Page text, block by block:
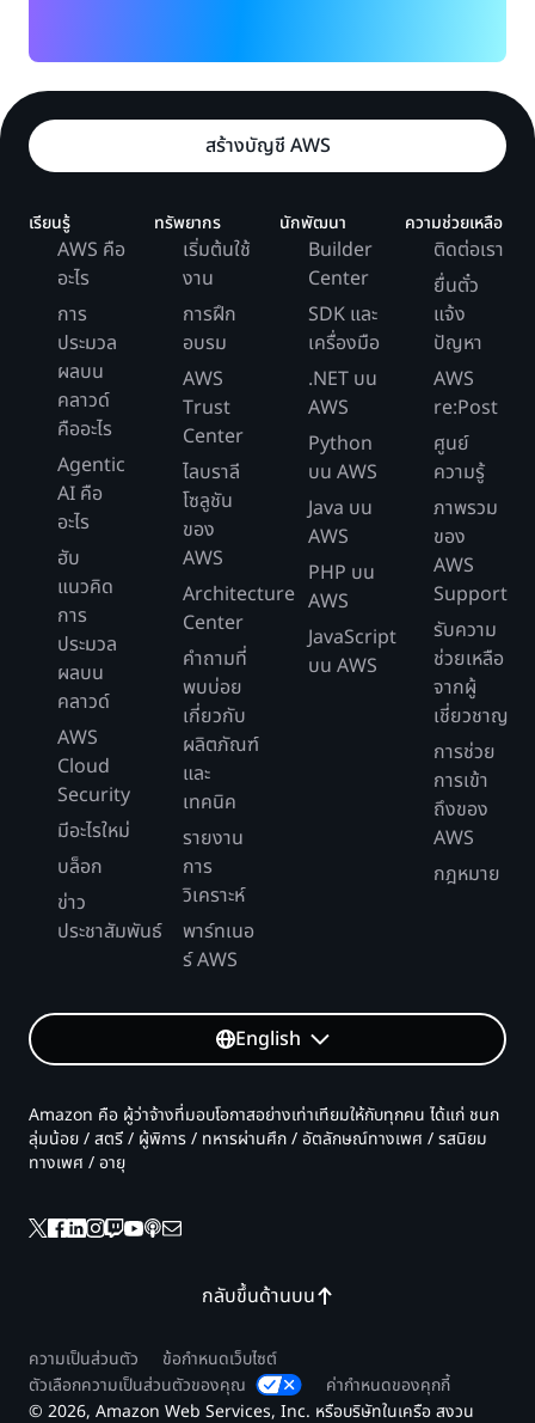
สร้างบัญชี AWS
เรียนรู้
AWS คือ
อะไร
การ
ประมวล
ผลบน
คลาวด์
คืออะไร
Agentic
AI คือ
อะไร
ฮับ
แนวคิด
การ
ประมวล
ผลบน
คลาวด์
AWS
Cloud
Security
มีอะไรใหม่
บล็อก
ข่าว
ประชาสัมพันธ์
ทรัพยากร
เริ่มต้นใช้
งาน
การฝึก
อบรม
AWS
Trust
Center
ไลบราลี
โซลูชัน
ของ
AWS
Architecture
Center
คำถามที่
พบบ่อย
เกี่ยวกับ
ผลิตภัณฑ์
และ
เทคนิค
รายงาน
การ
วิเคราะห์
พาร์ทเนอ
ร์ AWS
นักพัฒนา
Builder
Center
SDK และ
เครื่องมือ
.NET บน
AWS
Python
บน AWS
Java บน
AWS
PHP บน
AWS
JavaScript
บน AWS
ความช่วยเหลือ
ติดต่อเรา
ยื่นตั๋ว
แจ้ง
ปัญหา
AWS
re:Post
ศูนย์
ความรู้
ภาพรวม
ของ
AWS
Support
รับความ
ช่วยเหลือ
จากผู้
เชี่ยวชาญ
การช่วย
การเข้า
ถึงของ
AWS
กฎหมาย
English
กลับขึ้นด้านบน
Amazon คือ ผู้ว่าจ้างที่มอบโอกาสอย่างเท่าเทียมให้กับทุกคน ได้แก่ ชนก
ลุ่มน้อย / สตรี / ผู้พิการ / ทหารผ่านศึก / อัตลักษณ์ทางเพศ / รสนิยม
ทางเพศ / อายุ
ความเป็นส่วนตัว
ข้อกำหนดเว็บไซต์
ตัวเลือกความเป็นส่วนตัวของคุณ
ค่ากำหนดของคุกกี้
© 2026, Amazon Web Services, Inc. หรือบริษัทในเครือ สงวน